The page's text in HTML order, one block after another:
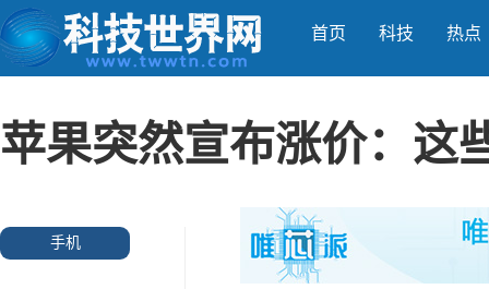
首页 科技 热点
苹果突然宣布涨价：这
手机